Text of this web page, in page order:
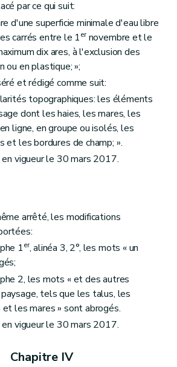
par ce qui suit:
d'une superficie minimale d'eau libre
carrés entre le 1ernovembre et le
dix ares, à l'exclusion des
ou en plastique; »;
et rédigé comme suit:
topographiques: les éléments
dont les haies, les mares, les
ligne, en groupe ou isolés, les
et les bordures de champ; ».
vigueur le 30 mars 2017.
arrêté, les modifications
1er, alinéa 3, 2°, les mots « un
2, les mots « et des autres
tels que les talus, les
les mares » sont abrogés.
vigueur le 30 mars 2017.
Chapitre IV